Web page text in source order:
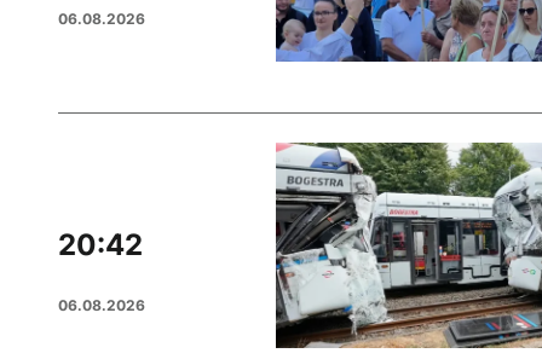
06.08.2026
20:42
06.08.2026